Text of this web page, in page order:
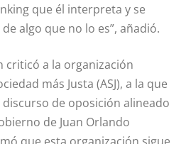
que él interpreta y se
algo que no lo es”, añadió.
criticó a la organización
más Justa (ASJ), a la que
de oposición alineado
de Juan Orlando